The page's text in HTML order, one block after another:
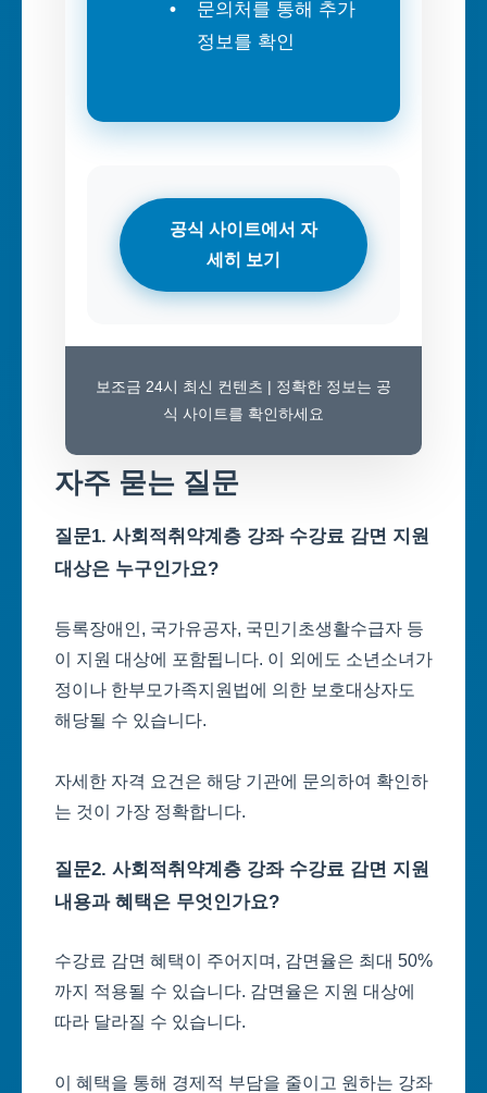
문의처를 통해 추가
정보를 확인
공식 사이트에서 자
세히 보기
보조금 24시 최신 컨텐츠 | 정확한 정보는 공
식 사이트를 확인하세요
자주 묻는 질문
질문1. 사회적취약계층 강좌 수강료 감면 지원
대상은 누구인가요?
등록장애인, 국가유공자, 국민기초생활수급자 등
이 지원 대상에 포함됩니다. 이 외에도 소년소녀가
정이나 한부모가족지원법에 의한 보호대상자도
해당될 수 있습니다.
자세한 자격 요건은 해당 기관에 문의하여 확인하
는 것이 가장 정확합니다.
질문2. 사회적취약계층 강좌 수강료 감면 지원
내용과 혜택은 무엇인가요?
수강료 감면 혜택이 주어지며, 감면율은 최대 50%
까지 적용될 수 있습니다. 감면율은 지원 대상에
따라 달라질 수 있습니다.
이 혜택을 통해 경제적 부담을 줄이고 원하는 강좌